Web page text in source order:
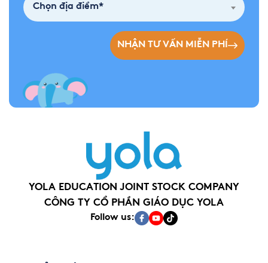
Chọn địa điểm*
NHẬN TƯ VẤN MIỄN PHÍ
YOLA EDUCATION JOINT STOCK COMPANY
CÔNG TY CỔ PHẦN GIÁO DỤC YOLA
Follow us: